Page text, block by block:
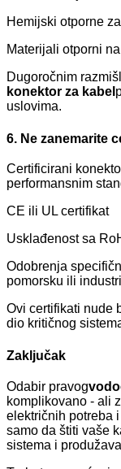
Hemijski otporne
Materijali otporni
Dugoročnim
konektor za kabel
uslovima.
6. Ne zanemarite
Certificirani
performansnim
CE ili UL certifikat
Usklađenost sa
Odobrenja
pomorsku ili
Ovi certifikati nude
dio kritičnog
Zaključak
Odabir pravog
komplikovano - ali
električnih potreba
samo da štiti vaše
sistema i